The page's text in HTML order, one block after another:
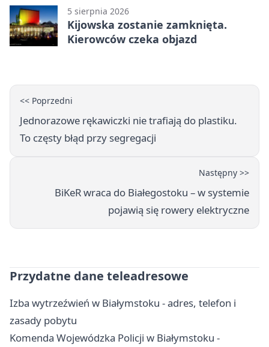
5 sierpnia 2026
Kijowska zostanie zamknięta.
Kierowców czeka objazd
<< Poprzedni
Jednorazowe rękawiczki nie trafiają do plastiku.
To częsty błąd przy segregacji
Następny >>
BiKeR wraca do Białegostoku – w systemie
pojawią się rowery elektryczne
Przydatne dane teleadresowe
Izba wytrzeźwień w Białymstoku - adres, telefon i
zasady pobytu
Komenda Wojewódzka Policji w Białymstoku -